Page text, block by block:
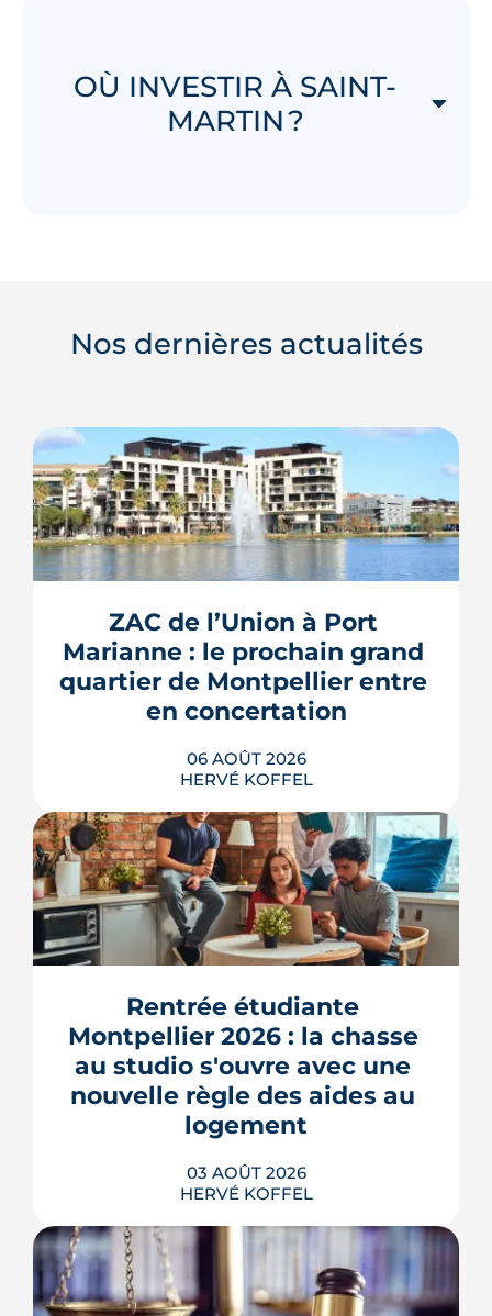
OÙ INVESTIR À SAINT-
MARTIN ?
Nos dernières actualités
ZAC de l’Union à Port
Marianne : le prochain grand
quartier de Montpellier entre
en concertation
06 AOÛT 2026
HERVÉ KOFFEL
Montpellier prépare la dernière grande
pièce de Port Marianne. La ZAC de
l'Union, entrée dans une nouvelle
phase de concertation, veut
transformer un secteur sans identité en
quartier d'habitat.
LIRE L'ARTICLE
Rentrée étudiante
Montpellier 2026 : la chasse
au studio s'ouvre avec une
nouvelle règle des aides au
logement
03 AOÛT 2026
HERVÉ KOFFEL